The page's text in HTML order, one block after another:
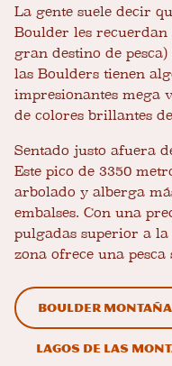
La gente suele decir
Boulder les
gran destino de
las Boulders tienen
impresionantes mega
de colores brillantes
Sentado justo afuera
Este pico de 3350
arbolado y alberga
embalses. Con una
pulgadas superior a la
zona ofrece una
Boulder Montaña
Lagos de las